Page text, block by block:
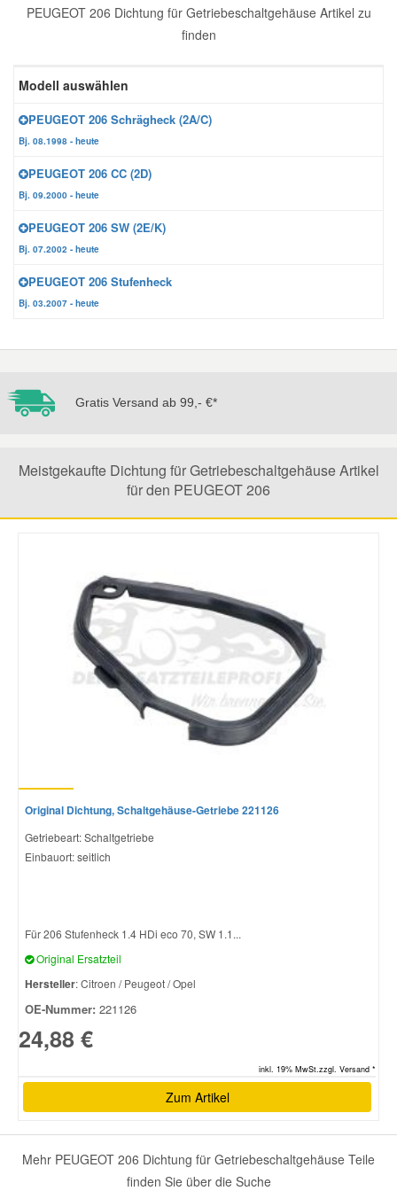
PEUGEOT 206 Dichtung für Getriebeschaltgehäuse Artikel zu
finden
Modell auswählen
PEUGEOT 206 Schrägheck (2A/C)
Bj. 08.1998 - heute
PEUGEOT 206 CC (2D)
Bj. 09.2000 - heute
PEUGEOT 206 SW (2E/K)
Bj. 07.2002 - heute
PEUGEOT 206 Stufenheck
Bj. 03.2007 - heute
Gratis Versand ab 99,- €*
Meistgekaufte Dichtung für Getriebeschaltgehäuse Artikel
für den PEUGEOT 206
Original Dichtung, Schaltgehäuse-Getriebe 221126
Getriebeart: Schaltgetriebe
Einbauort: seitlich
Für 206 Stufenheck 1.4 HDi eco 70, SW 1.1...
Original Ersatzteil
Hersteller: Citroen / Peugeot / Opel
OE-Nummer: 221126
24,88 €
inkl. 19% MwSt.zzgl. Versand *
Zum Artikel
Mehr PEUGEOT 206 Dichtung für Getriebeschaltgehäuse Teile
finden Sie über die Suche
Zündanlage und Glühanlage
Reparatur-Zubehör
Karosserie Werkzeug
Schlüsselgehäuse
Werkstattbedarf
Winter-Autozubehör
Daihatsu Ersatzteile
Dodge Ersatzteile
Honda Ersatzteile
Hyundai Ersatzteile
Jeep Ersatzteile
Mercedes Ersatzteile
Mitsubishi Ersatzteile
Nissan Ersatzteile
Porsche Ersatzteile
Skoda Ersatzteile
Smart Ersatzteile
Toyota Ersatzteile
Vauxhall Ersatzteile
Volvo Ersatzteile